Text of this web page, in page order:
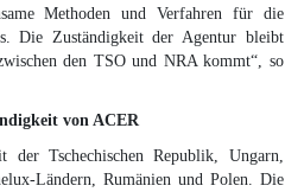
Methoden und Verfahren für die
Die Zuständigkeit der Agentur bleibt
den TSO und NRA kommt“, so
von ACER
Tschechischen Republik, Ungarn,
Ländern, Rumänien und Polen. Die